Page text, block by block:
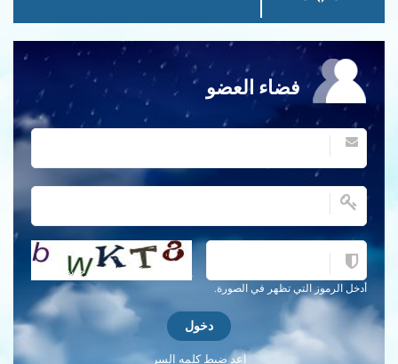
فضاء العضو
أدخل الرموز التي تظهر في الصورة.
احصل على كلمة التحقق جديدة!
اعد ضبط كلمه السر